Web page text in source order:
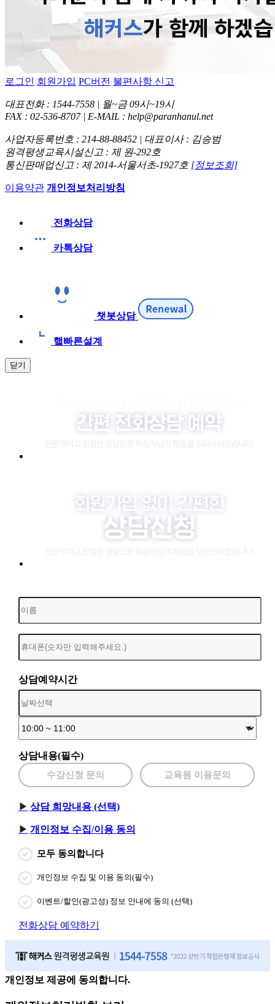
로그인 회원가입 PC버전 불편사항 신고
대표전화 : 1544-7558 | 월~금 09시~19시
FAX : 02-536-8707 | E-MAIL : help@paranhanul.net
사업자등록번호 : 214-88-88452 | 대표이사 : 김승범
원격평생교육시설신고 : 제 원-292호
통신판매업신고 : 제 2014-서울서초-1927호 [정보조회]
이용약관 개인정보처리방침
전화상담
카톡상담
챗봇상담
햌빠른설계
닫기
상담예약시간
상담내용(필수)
수강신청 문의 교육원 이용문의
상담 희망내용 (선택)
개인정보 수집/이용 동의
모두 동의합니다
개인정보 수집 및 이용 동의(필수)
이벤트/할인(광고성) 정보 안내에 동의 (선택)
전화상담 예약하기
개인정보 제공에 동의합니다.